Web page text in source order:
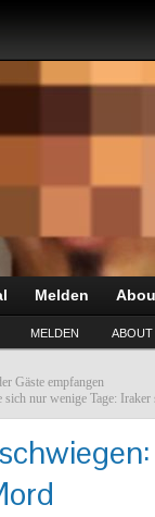
Melden
MELDEN ABOUT
Gäste empfangen
sich nur wenige Tage: